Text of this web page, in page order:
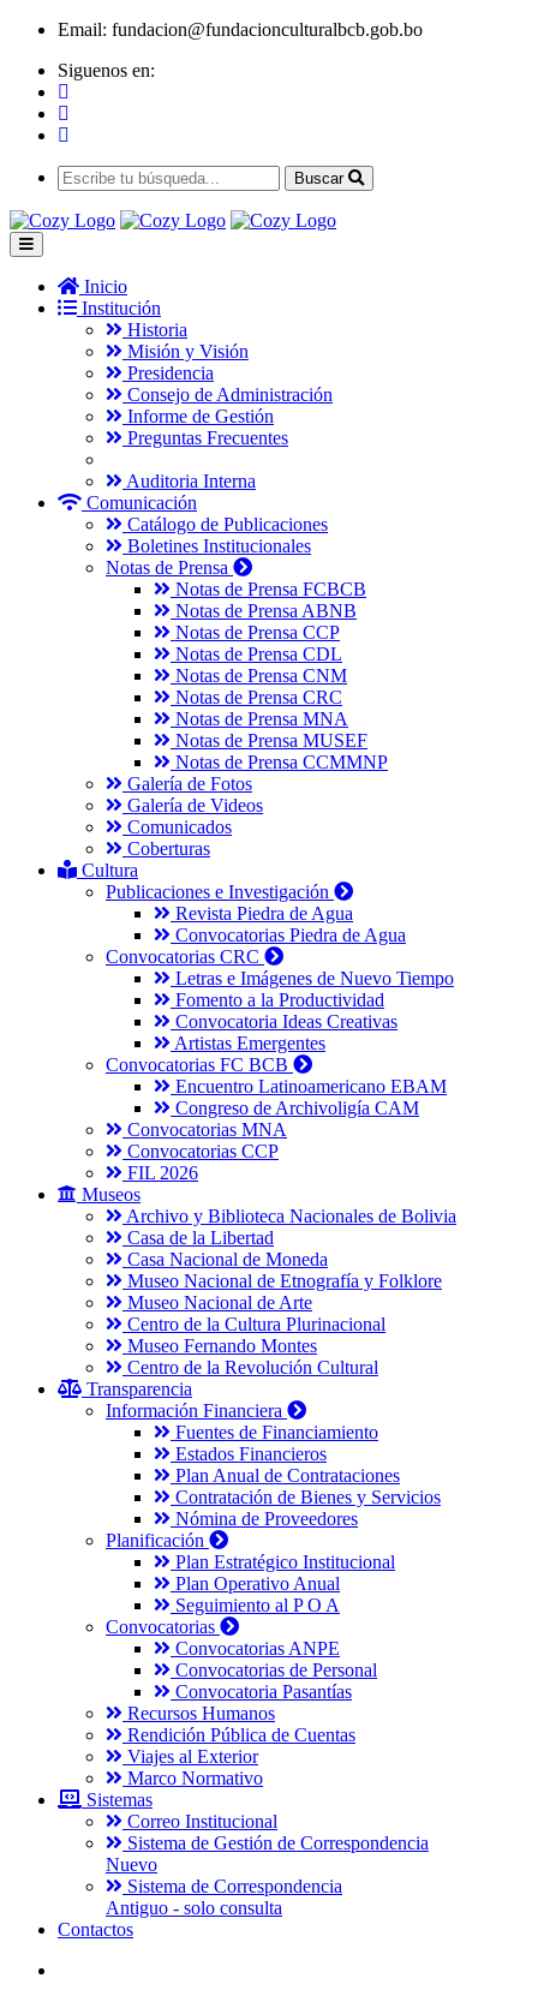
Email: fundacion@fundacionculturalbcb.gob.bo
Siguenos en:
Buscar
Inicio
Institución
Historia
Misión y Visión
Presidencia
Consejo de Administración
Informe de Gestión
Preguntas Frecuentes
Auditoria Interna
Comunicación
Catálogo de Publicaciones
Boletines Institucionales
Notas de Prensa
Notas de Prensa FCBCB
Notas de Prensa ABNB
Notas de Prensa CCP
Notas de Prensa CDL
Notas de Prensa CNM
Notas de Prensa CRC
Notas de Prensa MNA
Notas de Prensa MUSEF
Notas de Prensa CCMMNP
Galería de Fotos
Galería de Videos
Comunicados
Coberturas
Cultura
Publicaciones e Investigación
Revista Piedra de Agua
Convocatorias Piedra de Agua
Convocatorias CRC
Letras e Imágenes de Nuevo Tiempo
Fomento a la Productividad
Convocatoria Ideas Creativas
Artistas Emergentes
Convocatorias FC BCB
Encuentro Latinoamericano EBAM
Congreso de Archivoligía CAM
Convocatorias MNA
Convocatorias CCP
FIL 2026
Museos
Archivo y Biblioteca Nacionales de Bolivia
Casa de la Libertad
Casa Nacional de Moneda
Museo Nacional de Etnografía y Folklore
Museo Nacional de Arte
Centro de la Cultura Plurinacional
Museo Fernando Montes
Centro de la Revolución Cultural
Transparencia
Información Financiera
Fuentes de Financiamiento
Estados Financieros
Plan Anual de Contrataciones
Contratación de Bienes y Servicios
Nómina de Proveedores
Planificación
Plan Estratégico Institucional
Plan Operativo Anual
Seguimiento al P O A
Convocatorias
Convocatorias ANPE
Convocatorias de Personal
Convocatoria Pasantías
Recursos Humanos
Rendición Pública de Cuentas
Viajes al Exterior
Marco Normativo
Sistemas
Correo Institucional
Sistema de Gestión de Correspondencia
Nuevo
Sistema de Correspondencia
Antiguo - solo consulta
Contactos